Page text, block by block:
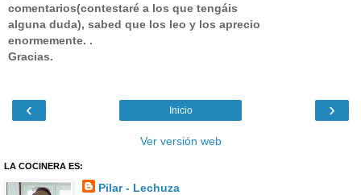
comentarios(contestaré a los que tengáis
alguna duda), sabed que los leo y los aprecio
enormemente. .
Gracias.
‹ ›
Inicio
Ver versión web
LA COCINERA ES:
Pilar - Lechuza